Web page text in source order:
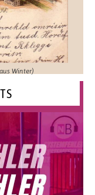
Winter)